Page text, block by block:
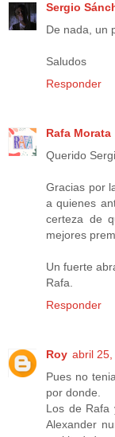
Sergio
De nada, un
Saludos
Responder
Rafa Morata
Querido
Gracias por
a quienes
certeza de
mejores
Un fuerte
Rafa.
Responder
Roy abril 25,
Pues no
por donde.
Los de Rafa
Alexander